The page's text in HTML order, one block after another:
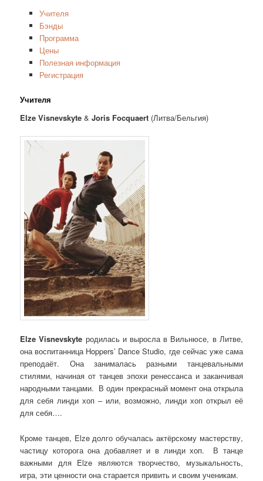
Учителя
Бэнды
Программа
Цены
Полезная информация
Регистрация
Учителя
Elze Visnevskyte &Joris Focquaert (Литва/Бельгия)
Elze Visnevskyte родилась и выросла в Вильнюсе, в Литве,
она воспитанница Hoppers’ Dance Studio, где сейчас уже сама
преподаёт. Она занималась разными танцевальными
стилями, начиная от танцев эпохи ренессанса и заканчивая
народными танцами. В один прекрасный момент она открыла
для себя линди хоп – или, возможно, линди хоп открыл её
для себя….
Кроме танцев, Elze долго обучалась актёрскому мастерству,
частицу которога она добавляет и в линди хоп. В танце
важными для Elze являются творчество, музыкальность,
игра, эти ценности она старается привить и своим ученикам.